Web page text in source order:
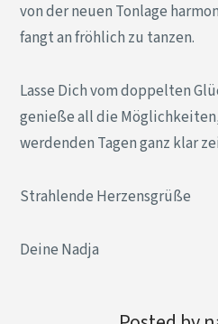
von der neuen Tonlage
fangt an fröhlich zu tanzen.
Lasse Dich vom doppelten
genieße all die
werdenden Tagen ganz klar
Strahlende Herzensgrüße
Deine Nadja